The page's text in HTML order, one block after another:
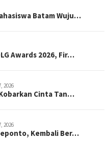
Batam Wuju…
Awards 2026, Fir…
2026
Cinta Tan…
2026
Kembali Ber…